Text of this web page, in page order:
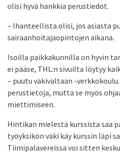
olisi hyvä hankkia perustiedot.
– Ihanteellista olisi, jos asiasta
sairaanhoitajaopintojen aikana.
Isoilla paikkakunnilla on hyvin
ei pääse, THL:n sivuilta löytyy
– puutu väkivaltaan -
perustietoja, mutta se myös
miettimiseen.
Hintikan mielestä kurssista saa
työyksikön väki käy kurssin läpi
Tiimipalavereissa voi sitten